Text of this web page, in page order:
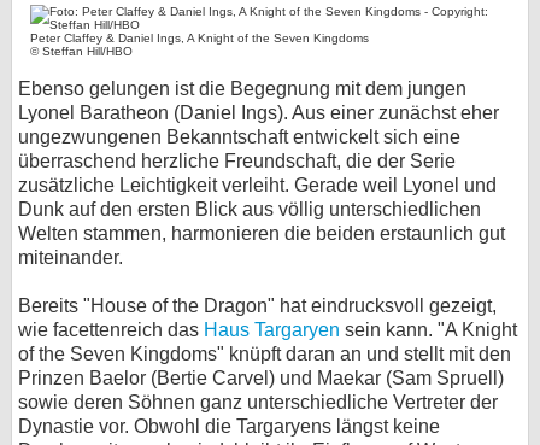
Peter Claffey & Daniel Ings, A Knight of the Seven Kingdoms
© Steffan Hill/HBO
Ebenso gelungen ist die Begegnung mit dem jungen
Lyonel Baratheon (Daniel Ings). Aus einer zunächst eher
ungezwungenen Bekanntschaft entwickelt sich eine
überraschend herzliche Freundschaft, die der Serie
zusätzliche Leichtigkeit verleiht. Gerade weil Lyonel und
Dunk auf den ersten Blick aus völlig unterschiedlichen
Welten stammen, harmonieren die beiden erstaunlich gut
miteinander.
Bereits "House of the Dragon" hat eindrucksvoll gezeigt,
wie facettenreich das Haus Targaryen sein kann. "A Knight
of the Seven Kingdoms" knüpft daran an und stellt mit den
Prinzen Baelor (Bertie Carvel) und Maekar (Sam Spruell)
sowie deren Söhnen ganz unterschiedliche Vertreter der
Dynastie vor. Obwohl die Targaryens längst keine